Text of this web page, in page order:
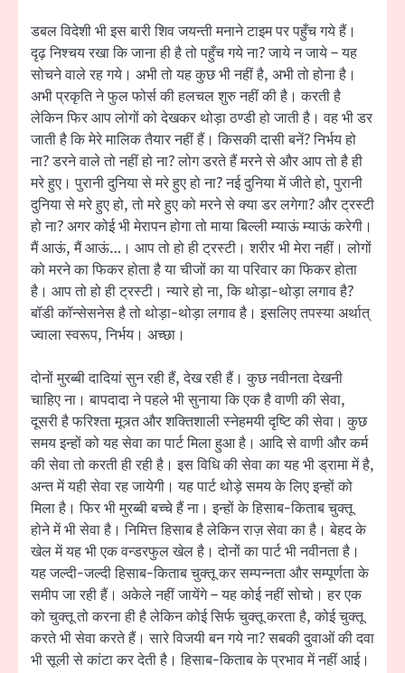
डबल विदेशी भी इस बारी शिव जयन्ती मनाने टाइम पर पहुँच गये हैं।
दृढ़ निश्चय रखा कि जाना ही है तो पहुँच गये ना? जाये न जाये – यह
सोचने वाले रह गये। अभी तो यह कुछ भी नहीं है, अभी तो होना है।
अभी प्रकृति ने फुल फोर्स की हलचल शुरु नहीं की है। करती है
लेकिन फिर आप लोगों को देखकर थोड़ा ठण्डी हो जाती है। वह भी डर
जाती है कि मेरे मालिक तैयार नहीं हैं। किसकी दासी बनें? निर्भय हो
ना? डरने वाले तो नहीं हो ना? लोग डरते हैं मरने से और आप तो है ही
मरे हुए। पुरानी दुनिया से मरे हुए हो ना? नई दुनिया में जीते हो, पुरानी
दुनिया से मरे हुए हो, तो मरे हुए को मरने से क्या डर लगेगा? और ट्रस्टी
हो ना? अगर कोई भी मेरापन होगा तो माया बिल्ली म्याऊं म्याऊं करेगी।
मैं आऊं, मैं आऊं…। आप तो हो ही ट्रस्टी। शरीर भी मेरा नहीं। लोगों
को मरने का फिकर होता है या चीजों का या परिवार का फिकर होता
है। आप तो हो ही ट्रस्टी। न्यारे हो ना, कि थोड़ा-थोड़ा लगाव है?
बॉडी कॉन्सेसनेस है तो थोड़ा-थोड़ा लगाव है। इसलिए तपस्या अर्थात्
ज्वाला स्वरूप, निर्भय। अच्छा।
दोनों मुरब्बी दादियां सुन रही हैं, देख रही हैं। कुछ नवीनता देखनी
चाहिए ना। बापदादा ने पहले भी सुनाया कि एक है वाणी की सेवा,
दूसरी है फरिश्ता मूत्र्त और शक्तिशाली स्नेहमयी दृष्टि की सेवा। कुछ
समय इन्हों को यह सेवा का पार्ट मिला हुआ है। आदि से वाणी और कर्म
की सेवा तो करती ही रही है। इस विधि की सेवा का यह भी ड्रामा में है,
अन्त में यही सेवा रह जायेगी। यह पार्ट थोड़े समय के लिए इन्हों को
मिला है। फिर भी मुरब्बी बच्चे हैं ना। इन्हों के हिसाब-किताब चुक्तू
होने में भी सेवा है। निमित्त हिसाब है लेकिन राज़ सेवा का है। बेहद के
खेल में यह भी एक वन्डरफुल खेल है। दोनों का पार्ट भी नवीनता है।
यह जल्दी-जल्दी हिसाब-किताब चुक्तू कर सम्पन्नता और सम्पूर्णता के
समीप जा रही हैं। अकेले नहीं जायेंगे – यह कोई नहीं सोचो। हर एक
को चुक्तू तो करना ही है लेकिन कोई सिर्फ चुक्तू करता है, कोई चुक्तू
करते भी सेवा करते हैं। सारे विजयी बन गये ना? सबकी दुवाओं की दवा
भी सूली से कांटा कर देती है। हिसाब-किताब के प्रभाव में नहीं आई।